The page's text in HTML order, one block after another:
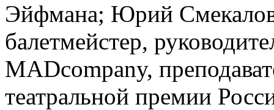
Эйфмана; Юрий Смекалов
балетмейстер,
MADcompany,
театральной премии